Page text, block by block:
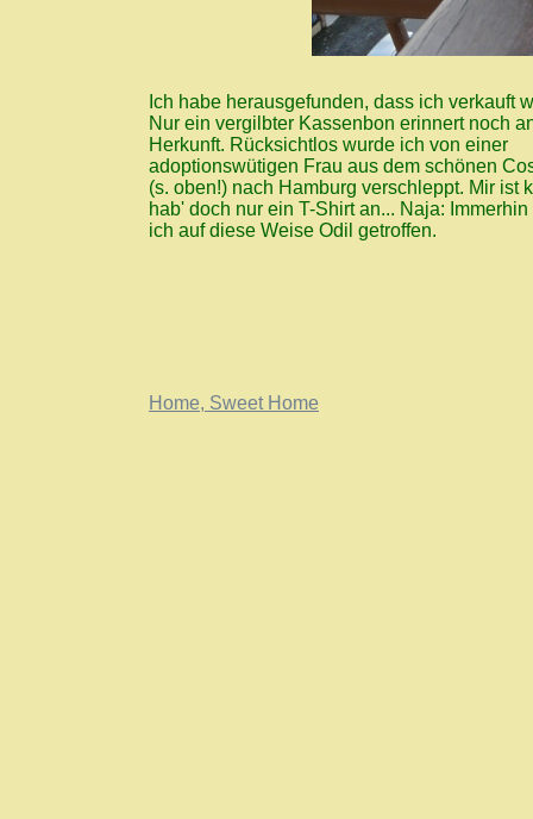
Ich habe herausgefunden, dass ich verkauft
Nur ein vergilbter Kassenbon erinnert noch
Herkunft. Rücksichtlos wurde ich von einer
adoptionswütigen Frau aus dem schönen
(s. oben!) nach Hamburg verschleppt. Mir ist
hab' doch nur ein T-Shirt an... Naja:
ich auf diese Weise Odil getroffen.
Home, Sweet Home